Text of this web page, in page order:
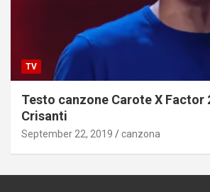
TV
Testo canzone Carote X Factor
Crisanti
September 22, 2019 canzona